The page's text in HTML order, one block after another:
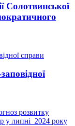
Солотвинської